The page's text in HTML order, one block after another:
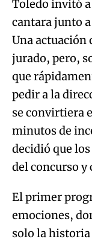
que
pedir a la
se convirtiera
minutos de
decidió que
del concurso y
El primer
emociones,
solo la
cada unas de
nuestros
emocionar a